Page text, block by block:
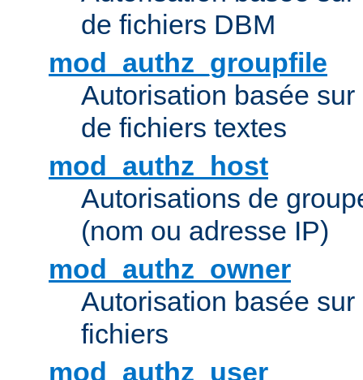
de fichiers DBM
mod_authz_groupfile
Autorisation basée
de fichiers textes
mod_authz_host
Autorisations de
(nom ou adresse IP)
mod_authz_owner
Autorisation basée
fichiers
mod_authz_user